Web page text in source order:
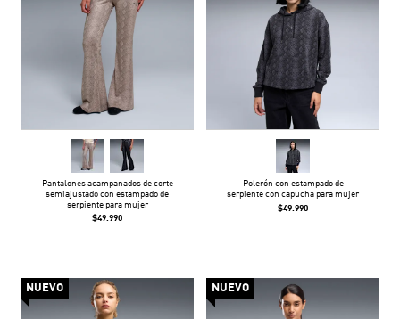
Pantalones acampanados de corte
semiajustado con estampado de
serpiente para mujer
$49.990
Polerón con estampado de
serpiente con capucha para mujer
$49.990
NUEVO NUEVO